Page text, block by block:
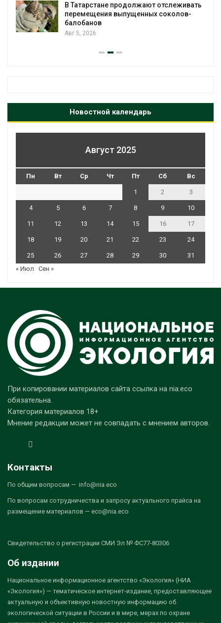
В Татарстане продолжают отслеживать
перемещения выпущенных соколов-
балобанов
Авг 5, 2026
Новостной календарь
Август 2025
Пн Вт Ср Чт Пт Сб Вс
1 2 3
4 5 6 7 8 9 10
11 12 13 14 15 16 17
18 19 20 21 22 23 24
25 26 27 28 29 30
31
« Июл
Сен »
При копировании материалов сайта ссылка на nia.eco
обязательна.
Категория материалов 18+
Мнение редакции может не совпадать с мнением авторов.
Контакты
По общим вопросам — info@nia.eco
По вопросам сотрудничества и запросу актуального прайса на
размещение материалов — eco@nia.eco
Свидетельство о регистрации СМИ Эл № ФС77-80306
Об издании
Национальное информационное агентство «Экология» (НИА
«Экология») — тематическое интернет-издание, предоставляющее
актуальную и объективную новостную информацию об
экологической ситуации в России и в мире, мерах по охране